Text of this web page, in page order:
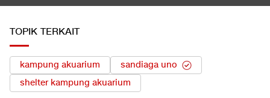
TOPIK TERKAIT
kampung akuarium
sandiaga uno
shelter kampung akuarium